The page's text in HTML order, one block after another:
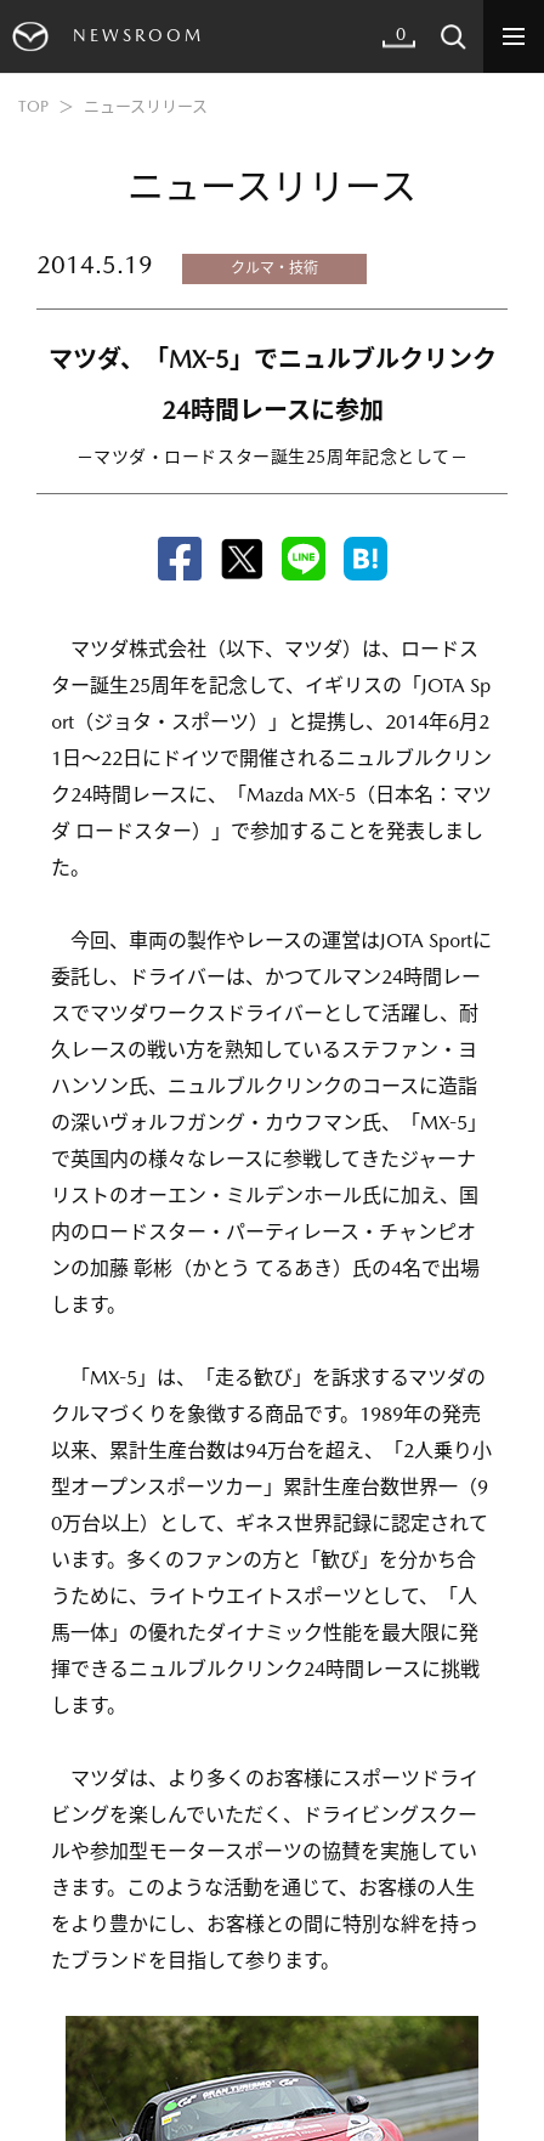
NEWSROOM 0
TOP ニュースリリース
ニュースリリース
2014.5.19 クルマ・技術
マツダ、「MX-5」でニュルブルクリンク
24時間レースに参加
－マツダ・ロードスター誕生25周年記念として－
マツダ株式会社（以下、マツダ）は、ロードス
ター誕生25周年を記念して、イギリスの「JOTA Sp
ort（ジョタ・スポーツ）」と提携し、2014年6月2
1日〜22日にドイツで開催されるニュルブルクリン
ク24時間レースに、「Mazda MX-5（日本名：マツ
ダ ロードスター）」で参加することを発表しまし
た。
今回、車両の製作やレースの運営はJOTA Sportに
委託し、ドライバーは、かつてルマン24時間レー
スでマツダワークスドライバーとして活躍し、耐
久レースの戦い方を熟知しているステファン・ヨ
ハンソン氏、ニュルブルクリンクのコースに造詣
の深いヴォルフガング・カウフマン氏、「MX-5」
で英国内の様々なレースに参戦してきたジャーナ
リストのオーエン・ミルデンホール氏に加え、国
内のロードスター・パーティレース・チャンピオ
ンの加藤 彰彬（かとう てるあき）氏の4名で出場
します。
「MX-5」は、「走る歓び」を訴求するマツダの
クルマづくりを象徴する商品です。1989年の発売
以来、累計生産台数は94万台を超え、「2人乗り小
型オープンスポーツカー」累計生産台数世界一（9
0万台以上）として、ギネス世界記録に認定されて
います。多くのファンの方と「歓び」を分かち合
うために、ライトウエイトスポーツとして、「人
馬一体」の優れたダイナミック性能を最大限に発
揮できるニュルブルクリンク24時間レースに挑戦
します。
マツダは、より多くのお客様にスポーツドライ
ビングを楽しんでいただく、ドライビングスクー
ルや参加型モータースポーツの協賛を実施してい
きます。このような活動を通じて、お客様の人生
をより豊かにし、お客様との間に特別な絆を持っ
たブランドを目指して参ります。